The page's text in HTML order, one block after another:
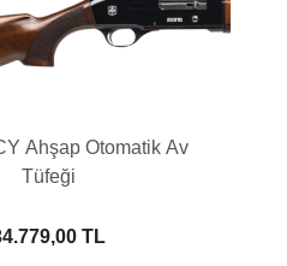
Ahşap Otomatik Av
Tüfeği
TL